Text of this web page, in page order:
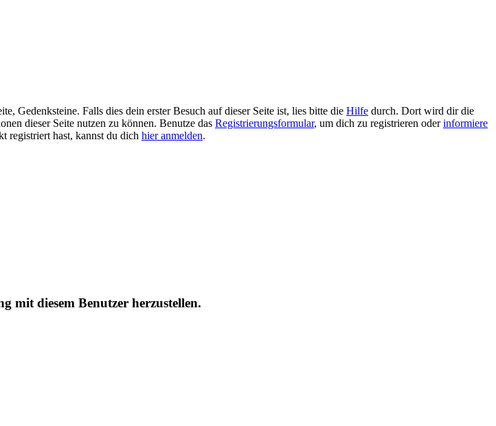
Gedenksteine. Falls dies dein erster Besuch auf dieser Seite ist, lies bitte die Hilfe durch. Dort wird dir die
dieser Seite nutzen zu können. Benutze das Registrierungsformular, um dich zu registrieren oderinformiere
registriert hast, kannst du dich hier anmelden.
mit diesem Benutzer herzustellen.